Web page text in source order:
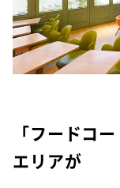
「フードコ
エリアが